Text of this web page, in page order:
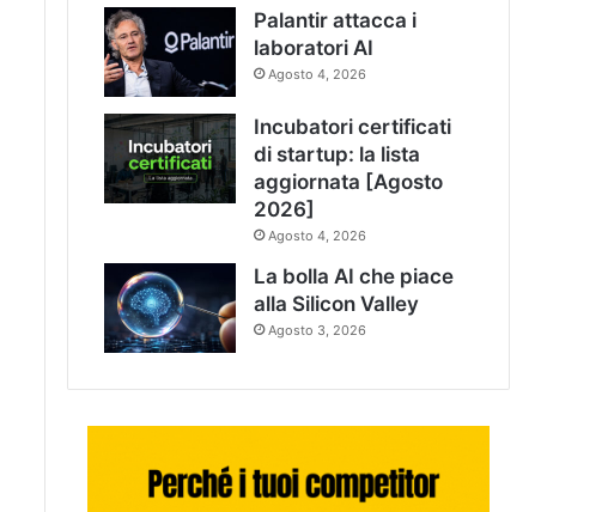
Palantir attacca i
laboratori AI
Agosto 4, 2026
Incubatori certificati
di startup: la lista
aggiornata [Agosto
2026]
Agosto 4, 2026
La bolla AI che piace
alla Silicon Valley
Agosto 3, 2026